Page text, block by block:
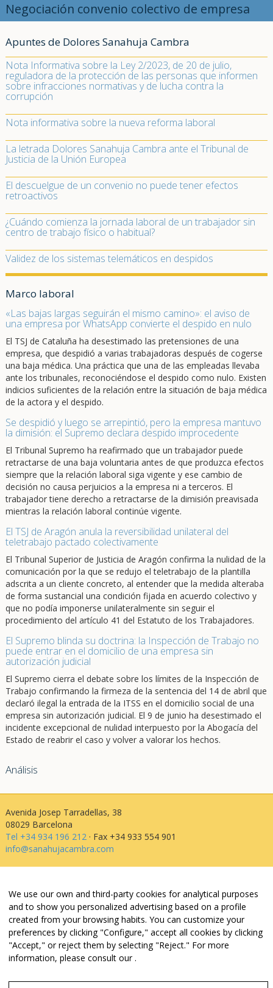
Negociación convenio colectivo de empresa
Apuntes de Dolores Sanahuja Cambra
Nota Informativa sobre la Ley 2/2023, de 20 de julio,
reguladora de la protección de las personas que informen
sobre infracciones normativas y de lucha contra la
corrupción
Nota informativa sobre la nueva reforma laboral
La letrada Dolores Sanahuja Cambra ante el Tribunal de
Justicia de la Unión Europea
El descuelgue de un convenio no puede tener efectos
retroactivos
¿Cuándo comienza la jornada laboral de un trabajador sin
centro de trabajo físico o habitual?
Validez de los sistemas telemáticos en despidos
Marco laboral
«Las bajas largas seguirán el mismo camino»: el aviso de
una empresa por WhatsApp convierte el despido en nulo
El TSJ de Cataluña ha desestimado las pretensiones de una
empresa, que despidió a varias trabajadoras después de cogerse
una baja médica. Una práctica que una de las empleadas llevaba
ante los tribunales, reconociéndose el despido como nulo. Existen
indicios suficientes de la relación entre la situación de baja médica
de la actora y el despido.
Se despidió y luego se arrepintió, pero la empresa mantuvo
la dimisión: el Supremo declara despido improcedente
El Tribunal Supremo ha reafirmado que un trabajador puede
retractarse de una baja voluntaria antes de que produzca efectos
siempre que la relación laboral siga vigente y ese cambio de
decisión no causa perjuicios a la empresa ni a terceros. El
trabajador tiene derecho a retractarse de la dimisión preavisada
mientras la relación laboral continúe vigente.
El TSJ de Aragón anula la reversibilidad unilateral del
teletrabajo pactado colectivamente
El Tribunal Superior de Justicia de Aragón confirma la nulidad de la
comunicación por la que se redujo el teletrabajo de la plantilla
adscrita a un cliente concreto, al entender que la medida alteraba
de forma sustancial una condición fijada en acuerdo colectivo y
que no podía imponerse unilateralmente sin seguir el
procedimiento del artículo 41 del Estatuto de los Trabajadores.
El Supremo blinda su doctrina: la Inspección de Trabajo no
puede entrar en el domicilio de una empresa sin
autorización judicial
El Supremo cierra el debate sobre los límites de la Inspección de
Trabajo confirmando la firmeza de la sentencia del 14 de abril que
declaró ilegal la entrada de la ITSS en el domicilio social de una
empresa sin autorización judicial. El 9 de junio ha desestimado el
incidente excepcional de nulidad interpuesto por la Abogacía del
Estado de reabrir el caso y volver a valorar los hechos.
Análisis
Avenida Josep Tarradellas, 38
08029 Barcelona
Tel +34 934 196 212· Fax +34 933 554 901
info@sanahujacambra.com
Política de privacidad
Política de cookies
Política de web i redes
Parking público: Avenida Josep Tarradellas, 38
We use our own and third-party cookies for analytical purposes
and to show you personalized advertising based on a profile
created from your browsing habits. You can customize your
preferences by clicking "Configure," accept all cookies by clicking
"Accept," or reject them by selecting "Reject." For more
information, please consult our.